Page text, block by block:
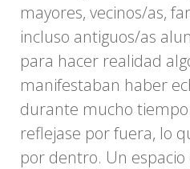
mayores, vecinos/as,
incluso antiguos/as
para hacer realidad
manifestaban haber
durante mucho
reflejase por fuera, lo
por dentro. Un